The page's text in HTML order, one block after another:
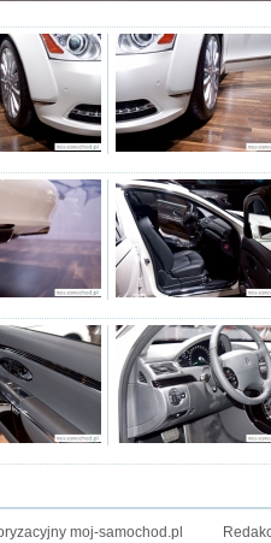
moj-samochod.pl